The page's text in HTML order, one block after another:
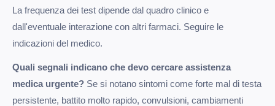
La frequenza dei test dipende dal quadro clinico e
dall'eventuale interazione con altri farmaci. Seguire le
indicazioni del medico.
Quali segnali indicano che devo cercare assistenza
medica urgente? Se si notano sintomi come forte mal di testa
persistente, battito molto rapido, convulsioni, cambiamenti